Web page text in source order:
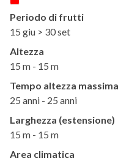
Periodo di frutti
15 giu > 30 set
Altezza
15 m - 15 m
Tempo altezza massima
25 anni - 25 anni
Larghezza (estensione)
15 m - 15 m
Area climatica